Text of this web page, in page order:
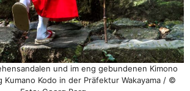
und im eng gebundenen Kimono
Kumano Kodo in der Präfektur Wakayama / ©